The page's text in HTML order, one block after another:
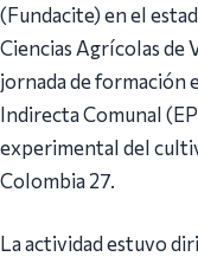
(Fundacite) en el
Ciencias Agrícolas de
jornada de formación
Indirecta Comunal
experimental del
Colombia 27.
La actividad estuvo